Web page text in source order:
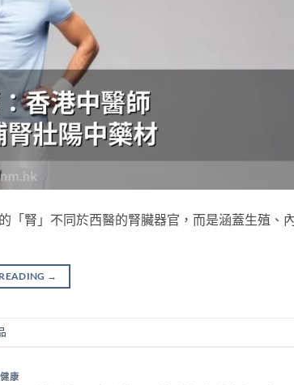
「腎」不同於西醫的腎臟器官，而是涵蓋生殖、
→
康